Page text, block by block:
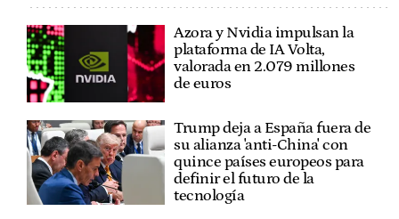
Azora y Nvidia impulsan la
plataforma de IA Volta,
valorada en 2.079 millones
de euros
Trump deja a España fuera de
su alianza 'anti-China' con
quince países europeos para
definir el futuro de la
tecnología